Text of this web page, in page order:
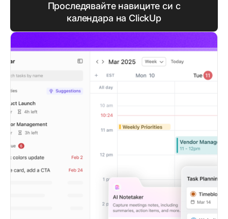
Проследявайте навиците си с
календара на ClickUp